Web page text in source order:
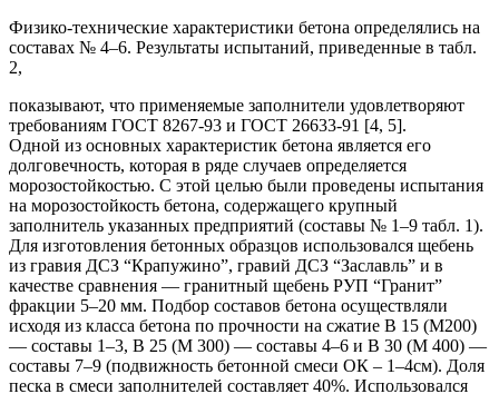
Физико-технические характеристики бетона определялись на
составах № 4–6. Результаты испытаний, приведенные в табл.
2,
показывают, что применяемые заполнители удовлетворяют
требованиям ГОСТ 8267-93 и ГОСТ 26633-91 [4, 5].
Одной из основных характеристик бетона является его
долговечность, которая в ряде случаев определяется
морозостойкостью. С этой целью были проведены испытания
на морозостойкость бетона, содержащего крупный
заполнитель указанных предприятий (составы № 1–9 табл. 1).
Для изготовления бетонных образцов использовался щебень
из гравия ДСЗ “Крапужино”, гравий ДСЗ “Заславль” и в
качестве сравнения — гранитный щебень РУП “Гранит”
фракции 5–20 мм. Подбор составов бетона осуществляли
исходя из класса бетона по прочности на сжатие В 15 (М200)
— составы 1–3, В 25 (М 300) — составы 4–6 и В 30 (М 400) —
составы 7–9 (подвижность бетонной смеси ОК – 1–4см). Доля
песка в смеси заполнителей составляет 40%. Использовался